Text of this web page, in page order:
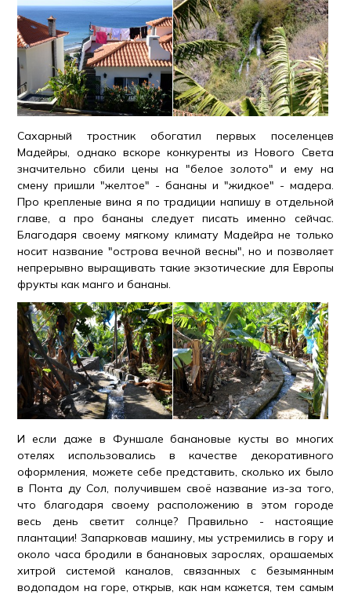
Сахарный тростник обогатил первых поселенцев
Мадейры, однако вскоре конкуренты из Нового Света
значительно сбили цены на "белое золото" и ему на
смену пришли "желтое" - бананы и "жидкое" - мадера.
Про крепленые вина я по традиции напишу в отдельной
главе, а про бананы следует писать именно сейчас.
Благодаря своему мягкому климату Мадейра не только
носит название "острова вечной весны", но и позволяет
непрерывно выращивать такие экзотические для Европы
фрукты как манго и бананы.
И если даже в Фуншале банановые кусты во многих
отелях использовались в качестве декоративного
оформления, можете себе представить, сколько их было
в Понта ду Сол, получившем своё название из-за того,
что благодаря своему расположению в этом городе
весь день светит солнце? Правильно - настоящие
плантации! Запарковав машину, мы устремились в гору и
около часа бродили в банановых зарослях, орашаемых
хитрой системой каналов, связанных с безымянным
водопадом на горе, открыв, как нам кажется, тем самым